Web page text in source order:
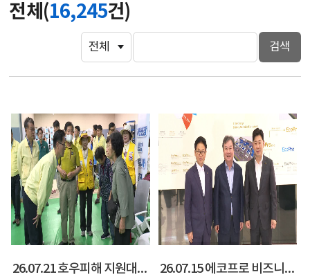
전체(16,245건)
검색
26.07.21 호우피해 지원대책 현장회의 (황명석 행정부지사) 26.07.15 에코프로 비즈니스 간담회